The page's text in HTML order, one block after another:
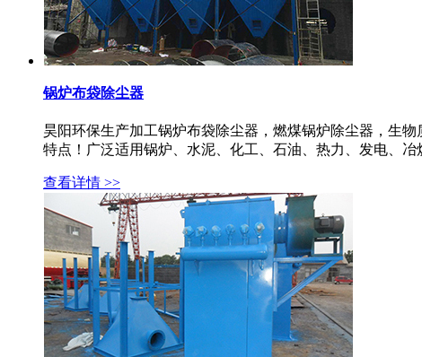
锅炉布袋除尘器
昊阳环保生产加工锅炉布袋除尘器，燃煤锅炉除尘器，生
特点！广泛适用锅炉、水泥、化工、石油、热力、发电、
查看详情 >>